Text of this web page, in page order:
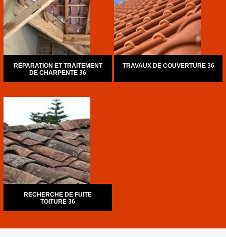
RÉPARATION ET TRAITEMENT
DE CHARPENTE 36
TRAVAUX DE COUVERTURE 36
RECHERCHE DE FUITE
TOITURE 36